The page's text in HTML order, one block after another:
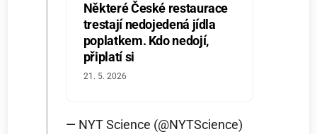
Některé České restaurace
trestají nedojedená jídla
poplatkem. Kdo nedojí,
připlatí si
21. 5. 2026
— NYT Science (@NYTScience)